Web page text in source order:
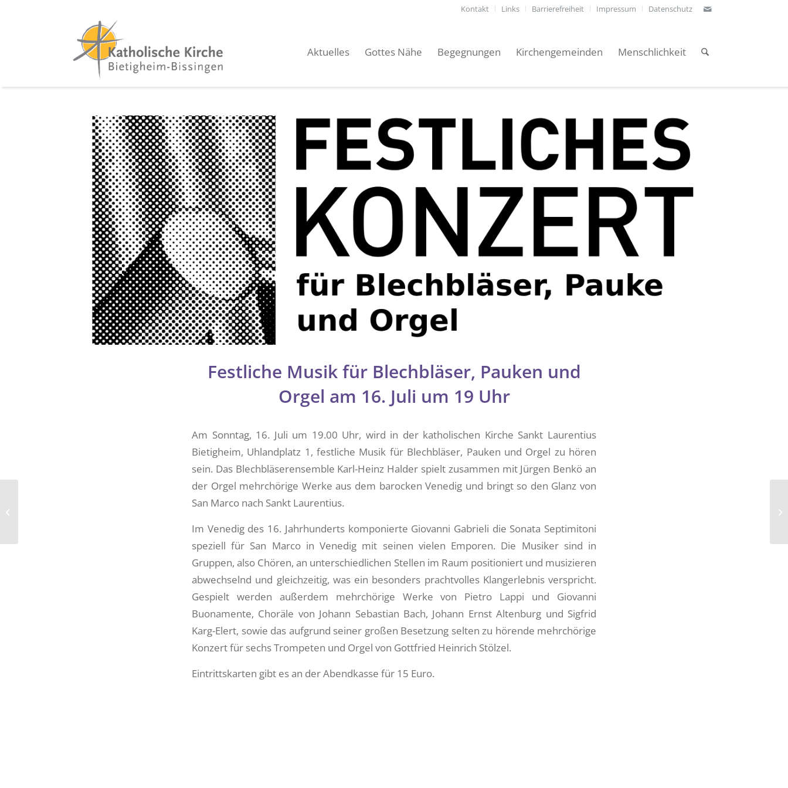
Kontakt Links Barrierefreiheit Impressum Datenschutz
Aktuelles Gottes Nähe Begegnungen Kirchengemeinden Menschlichkeit
Festliche Musik für Blechbläser, Pauken und
Orgel am 16. Juli um 19 Uhr
Am Sonntag, 16. Juli um 19.00 Uhr, wird in der katholischen Kirche Sankt Laurentius
Bietigheim, Uhlandplatz 1, festliche Musik für Blechbläser, Pauken und Orgel zu hören
sein. Das Blechbläserensemble Karl-Heinz Halder spielt zusammen mit Jürgen Benkö an
der Orgel mehrchörige Werke aus dem barocken Venedig und bringt so den Glanz von
San Marco nach Sankt Laurentius.
Im Venedig des 16. Jahrhunderts komponierte Giovanni Gabrieli die Sonata Septimitoni
speziell für San Marco in Venedig mit seinen vielen Emporen. Die Musiker sind in
Gruppen, also Chören, an unterschiedlichen Stellen im Raum positioniert und musizieren
abwechselnd und gleichzeitig, was ein besonders prachtvolles Klangerlebnis verspricht.
Gespielt werden außerdem mehrchörige Werke von Pietro Lappi und Giovanni
Buonamente, Choräle von Johann Sebastian Bach, Johann Ernst Altenburg und Sigfrid
Karg-Elert, sowie das aufgrund seiner großen Besetzung selten zu hörende mehrchörige
Konzert für sechs Trompeten und Orgel von Gottfried Heinrich Stölzel.
Eintrittskarten gibt es an der Abendkasse für 15 Euro.